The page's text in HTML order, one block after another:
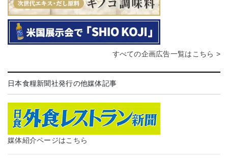
すべての企画広告一覧はこちら >
日本食糧新聞社発行の他媒体記事
媒体紹介ページはこちら